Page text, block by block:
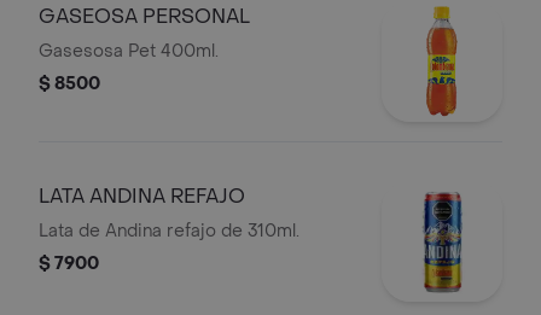
GASEOSA PERSONAL
Gasesosa Pet 400ml.
$ 8500
LATA ANDINA REFAJO
Lata de Andina refajo de 310ml.
$ 7900